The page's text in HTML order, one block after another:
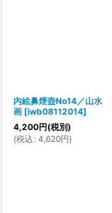
内絵鼻煙壺No14／山水
画 [iwb08112014]
4,200円(税別)
(税込 : 4,620円)